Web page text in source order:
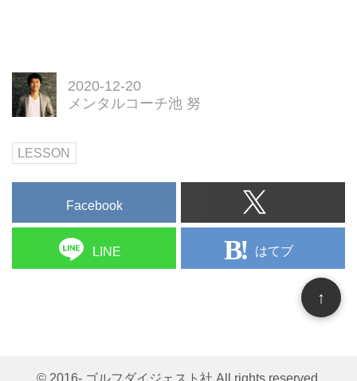
2020-12-20
メンタルコーチ池 努
LESSON
Facebook
LINE はてブ
↑